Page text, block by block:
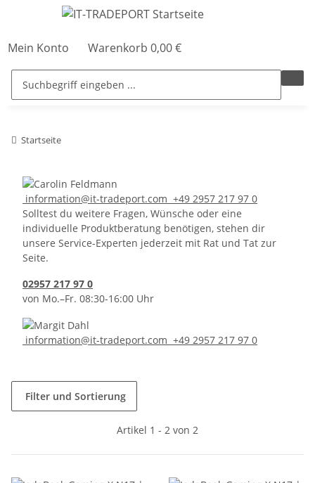
Mein Konto Warenkorb 0,00 €
Startseite
information@it-tradeport.com +49 2957 217 97 0
Solltest du weitere Fragen, Wünsche oder eine
individuelle Produktberatung benötigen, stehen dir
unsere Service-Experten jederzeit mit Rat und Tat zur
Seite.
02957 217 97 0
von Mo.–Fr. 08:30-16:00 Uhr
information@it-tradeport.com +49 2957 217 97 0
Filter und Sortierung
Artikel 1 - 2 von 2